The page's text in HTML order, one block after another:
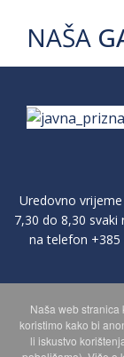
NAŠA
Uredovno
7,30 do 8,30
na telefon +385
POLITIKA
Naša web stranica
koristimo kako bi
li iskustvo